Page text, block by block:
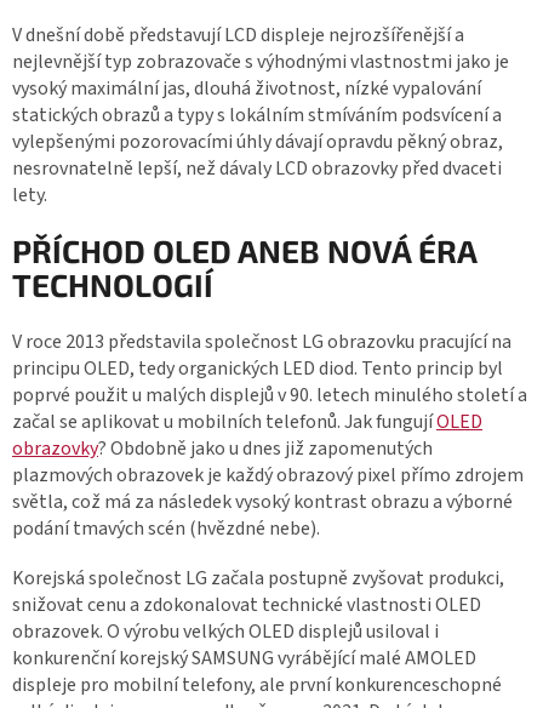
V dnešní době představují LCD displeje nejrozšířenější a
nejlevnější typ zobrazovače s výhodnými vlastnostmi jako je
vysoký maximální jas, dlouhá životnost, nízké vypalování
statických obrazů a typy s lokálním stmíváním podsvícení a
vylepšenými pozorovacími úhly dávají opravdu pěkný obraz,
nesrovnatelně lepší, než dávaly LCD obrazovky před dvaceti
lety.
PŘÍCHOD OLED ANEB NOVÁ ÉRA
TECHNOLOGIÍ
V roce 2013 představila společnost LG obrazovku pracující na
principu OLED, tedy organických LED diod. Tento princip byl
poprvé použit u malých displejů v 90. letech minulého století a
začal se aplikovat u mobilních telefonů. Jak fungujíOLED
obrazovky? Obdobně jako u dnes již zapomenutých
plazmových obrazovek je každý obrazový pixel přímo zdrojem
světla, což má za následek vysoký kontrast obrazu a výborné
podání tmavých scén (hvězdné nebe).
Korejská společnost LG začala postupně zvyšovat produkci,
snižovat cenu a zdokonalovat technické vlastnosti OLED
obrazovek. O výrobu velkých OLED displejů usiloval i
konkurenční korejský SAMSUNG vyrábějící malé AMOLED
displeje pro mobilní telefony, ale první konkurenceschopné